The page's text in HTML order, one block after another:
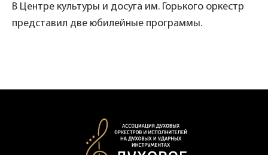
В Центре культуры и досуга им. Горького оркестр
представил две юбилейные программы.